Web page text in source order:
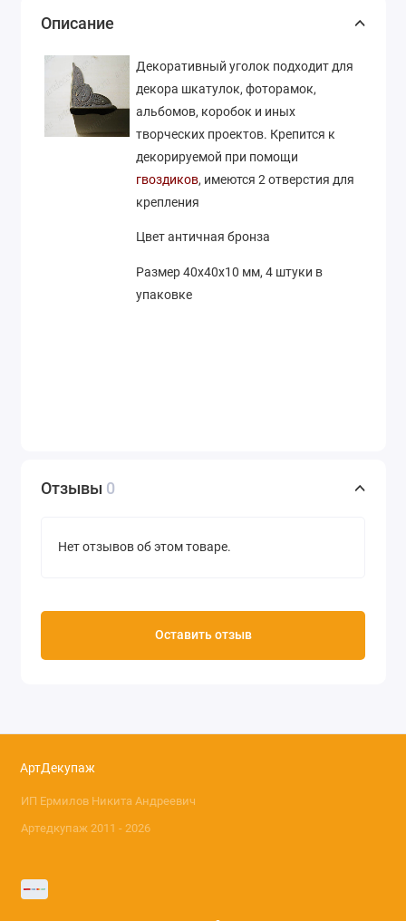
Описание
Декоративный уголок подходит для
декора шкатулок, фоторамок,
альбомов, коробок и иных
творческих проектов. Крепится к
декорируемой при помощи
гвоздиков, имеются 2 отверстия для
крепления
Цвет античная бронза
Размер 40х40х10 мм, 4 штуки в
упаковке
Отзывы 0
Нет отзывов об этом товаре.
Оставить отзыв
АртДекупаж
ИП Ермилов Никита Андреевич
Артедкупаж 2011 - 2026